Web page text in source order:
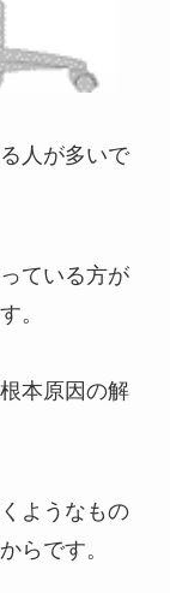
人が多いで
ている方が
。
本原因の解
ようなもの
らです。